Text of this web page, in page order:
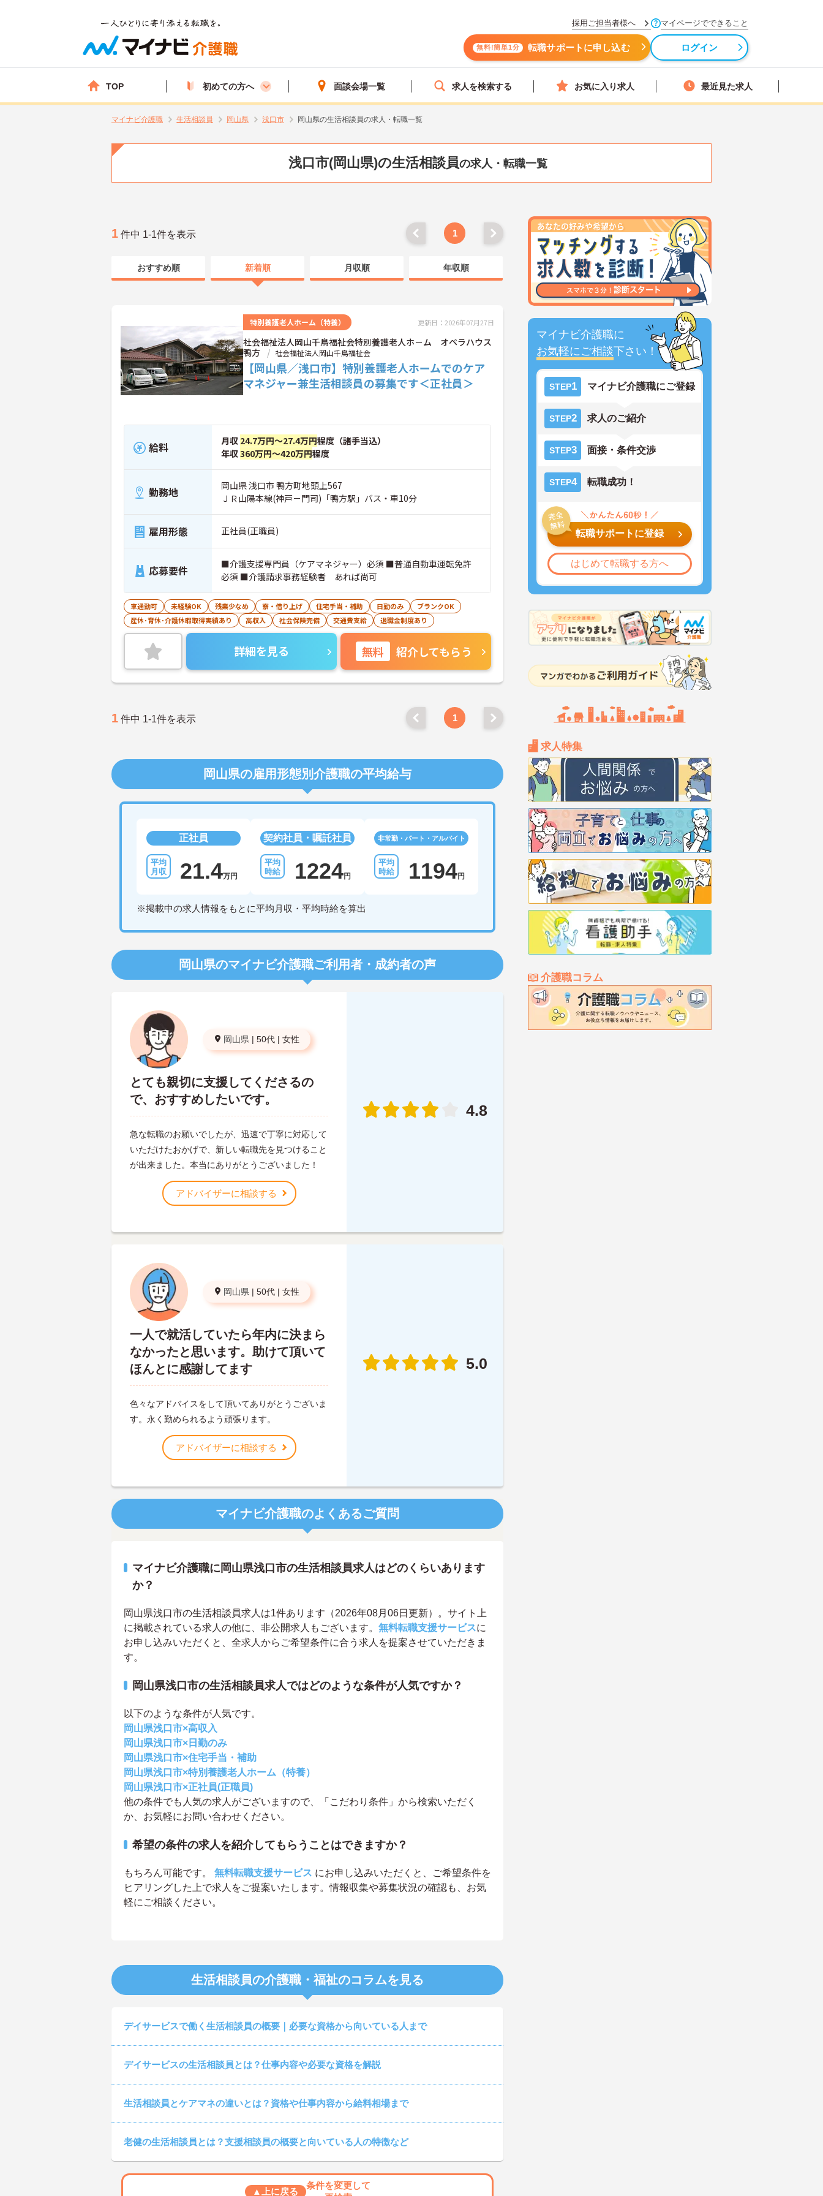
採用ご担当者様へ マイページでできること
無料!簡単1分 転職サポートに申し込む ログイン
TOP 初めての方へ 面談会場一覧 求人を検索する お気に入り求人 最近見た求人
マイナビ介護職 生活相談員 岡山県 浅口市 岡山県の生活相談員の求人・転職一覧
浅口市(岡山県)の生活相談員の求人・転職一覧
マイナビ介護職に
お気軽にご相談下さい！
STEP1 マイナビ介護職にご登録
STEP2 求人のご紹介
STEP3 面接・条件交渉
STEP4 転職成功！
転職サポートに登録
はじめて転職する方へ
求人特集
介護職コラム
1 件中 1-1件を表示 1
おすすめ順 新着順 月収順 年収順
特別養護老人ホーム（特養） 更新日：2026年07月27日
社会福祉法人岡山千鳥福祉会特別養護老人ホ－ム オペラハウス
鴨方
社会福祉法人岡山千鳥福祉会
【岡山県／浅口市】特別養護老人ホームでのケア
マネジャー兼生活相談員の募集です＜正社員＞
給料 月収 24.7万円～27.4万円程度（諸手当込）
年収360万円～420万円程度
勤務地
岡山県 浅口市 鴨方町地頭上567
ＪＲ山陽本線(神戸－門司)「鴨方駅」バス・車10分
雇用形態 正社員(正職員)
応募要件
■介護支援専門員（ケアマネジャー）必須 ■普通自動車運転免許
必須 ■介護請求事務経験者 あれば尚可
車通勤可 未経験OK 残業少なめ 寮・借り上げ 住宅手当・補助 日勤のみ
ブランクOK
産休･育休･介護休暇取得実績あり
高収入 社会保険完備 交通費支給 退職金制度あり
詳細を見る 無料 紹介してもらう
1 件中 1-1件を表示 1
岡山県の雇用形態別介護職の平均給与
正社員
21.4万円
契約社員・嘱託社員
1224円
非常勤・パート・アルバイト
1194円
※掲載中の求人情報をもとに平均月収・平均時給を算出
岡山県のマイナビ介護職ご利用者・成約者の声
岡山県 | 50代 | 女性
とても親切に支援してくださるの
で、おすすめしたいです。
急な転職のお願いでしたが、迅速で丁寧に対応して
いただけたおかげで、新しい転職先を見つけること
が出来ました。本当にありがとうございました！
アドバイザーに相談する
4.8
岡山県 | 50代 | 女性
一人で就活していたら年内に決まら
なかったと思います。助けて頂いて
ほんとに感謝してます
色々なアドバイスをして頂いてありがとうございま
す。永く勤められるよう頑張ります。
アドバイザーに相談する
5.0
マイナビ介護職のよくあるご質問
マイナビ介護職に岡山県浅口市の生活相談員求人はどのくらいあります
か？
岡山県浅口市の生活相談員求人は1件あります（2026年08月06日更新）。サイト上
に掲載されている求人の他に、非公開求人もございます。 無料転職支援サービスに
お申し込みいただくと、全求人からご希望条件に合う求人を提案させていただきま
す。
岡山県浅口市の生活相談員求人ではどのような条件が人気ですか？
以下のような条件が人気です。
岡山県浅口市×高収入
岡山県浅口市×日勤のみ
岡山県浅口市×住宅手当・補助
岡山県浅口市×特別養護老人ホーム（特養）
岡山県浅口市×正社員(正職員)
他の条件でも人気の求人がございますので、「こだわり条件」から検索いただく
か、お気軽にお問い合わせください。
希望の条件の求人を紹介してもらうことはできますか？
もちろん可能です。 無料転職支援サービス にお申し込みいただくと、ご希望条件を
ヒアリングした上で求人をご提案いたします。情報収集や募集状況の確認も、お気
軽にご相談ください。
生活相談員の介護職・福祉のコラムを見る
デイサービスで働く生活相談員の概要｜必要な資格から向いている人まで
デイサービスの生活相談員とは？仕事内容や必要な資格を解説
生活相談員とケアマネの違いとは？資格や仕事内容から給料相場まで
老健の生活相談員とは？支援相談員の概要と向いている人の特徴など
▲上に戻る
条件を変更して